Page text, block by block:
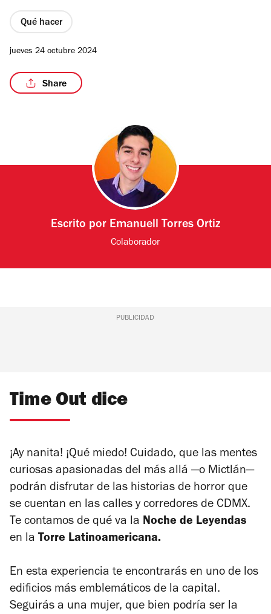
Qué hacer
jueves 24 octubre 2024
Share
Escrito por Emanuell Torres Ortiz
Colaborador
PUBLICIDAD
Time Out dice
¡Ay nanita! ¡Qué miedo! Cuidado, que las mentes
curiosas apasionadas del más allá —o Mictlán—
podrán disfrutar de las historias de horror que
se cuentan en las calles y corredores de CDMX.
Te contamos de qué va la Noche de Leyendas
en la Torre Latinoamericana.
En esta experiencia te encontrarás en uno de los
edificios más emblemáticos de la capital.
Seguirás a una mujer, que bien podría ser la